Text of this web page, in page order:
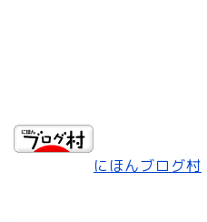
にほんブログ村